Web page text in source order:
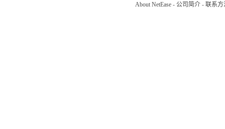
About NetEase - 公司简介 - 联系方